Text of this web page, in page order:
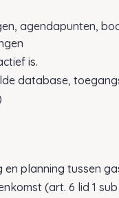
agendapunten,
is.
database,
en planning tussen
(art. 6 lid 1 sub